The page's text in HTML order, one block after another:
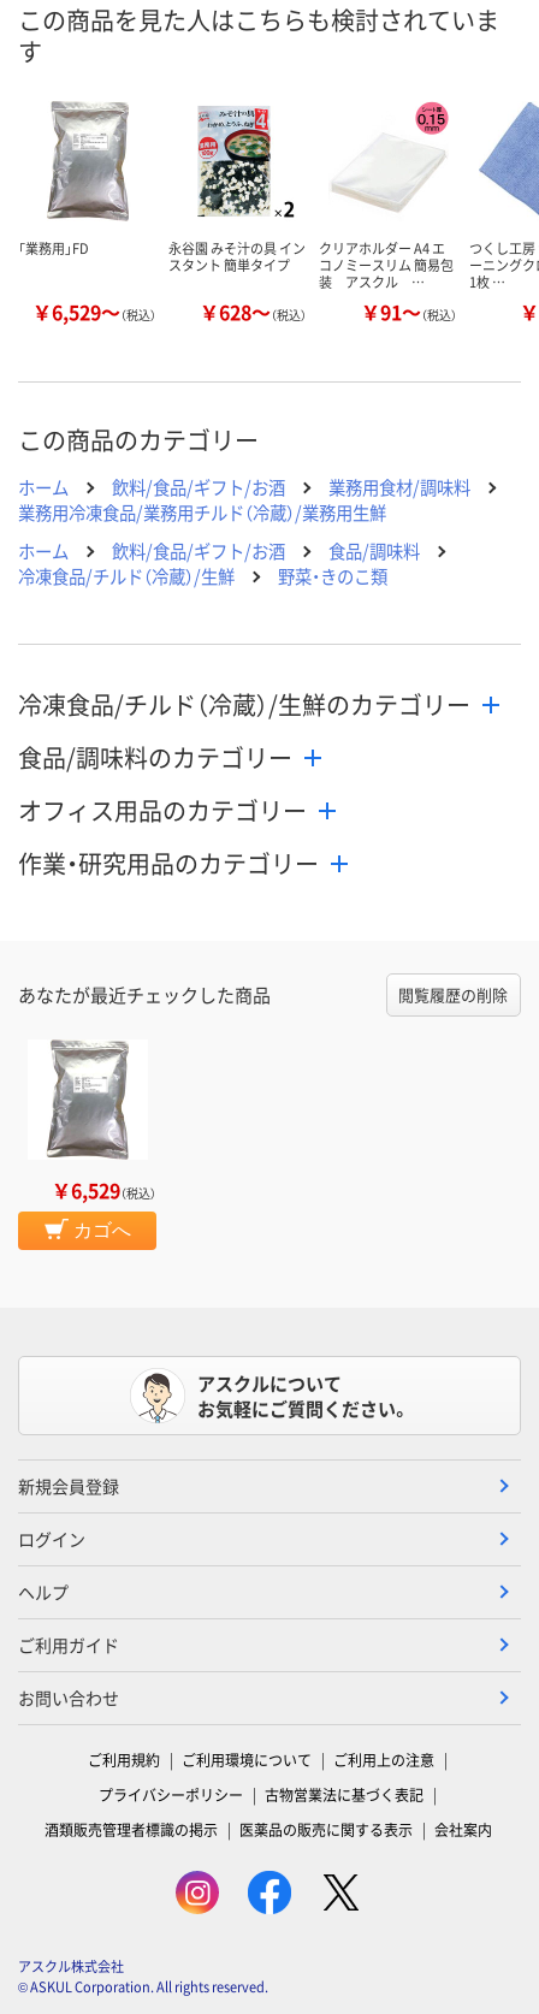
カゴへ カ
この商品を見た人はこちらも検討されていま
す
「業務用」FD
￥6,529～（税込）
永谷園 みそ汁の具 イン
スタント 簡単タイプ
￥628～（税込）
クリアホルダー A4 エ
コノミースリム 簡易包
装 アスクル …
￥91～（税込）
つくし工
ーニング
1枚 …
この商品のカテゴリー
ホーム 飲料/食品/ギフト/お酒
業務用食材/調味料
業務用冷凍食品/業務用チルド（冷蔵）/業務用生鮮
ホーム
飲料/食品/ギフト/お酒
食品/調味料
冷凍食品/チルド（冷蔵）/生鮮
野菜・きのこ類
冷凍食品/チルド（冷蔵）/生鮮のカテゴリー
食品/調味料のカテゴリー
オフィス用品のカテゴリー
作業・研究用品のカテゴリー
あなたが最近チェックした商品 閲覧履歴の削除
￥6,529（税込）
カゴへ
アスクルについて
お気軽にご質問ください。
新規会員登録
ログイン
ヘルプ
ご利用ガイド
お問い合わせ
ご利用規約 ご利用環境について
ご利用上の注意
プライバシーポリシー
古物営業法に基づく表記
酒類販売管理者標識の掲示
医薬品の販売に関する表示 会社案内
アスクル株式会社
© ASKUL Corporation. All rights reserved.